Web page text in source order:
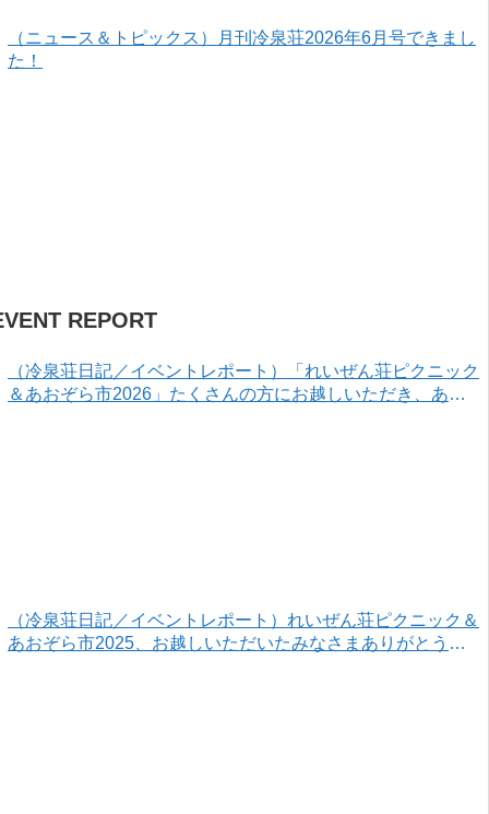
（ニュース＆トピックス）月刊冷泉荘2026年6月号できまし
た！
REPORT
（冷泉荘日記／イベントレポート）「れいぜん荘ピクニック
＆あおぞら市2026」たくさんの方にお越しいただき、あり
（冷泉荘日記／イベントレポート）れいぜん荘ピクニック＆
あおぞら市2025、お越しいただいたみなさまありがとうご